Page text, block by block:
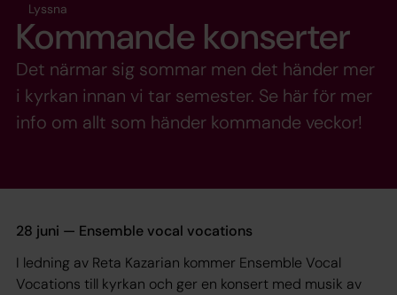
Lyssna
Kommande konserter
Det närmar sig sommar men det händer mer
i kyrkan innan vi tar semester. Se här för mer
info om allt som händer kommande veckor!
28 juni — Ensemble vocal vocations
I ledning av Reta Kazarian kommer Ensemble Vocal
Vocations till kyrkan och ger en konsert med musik av